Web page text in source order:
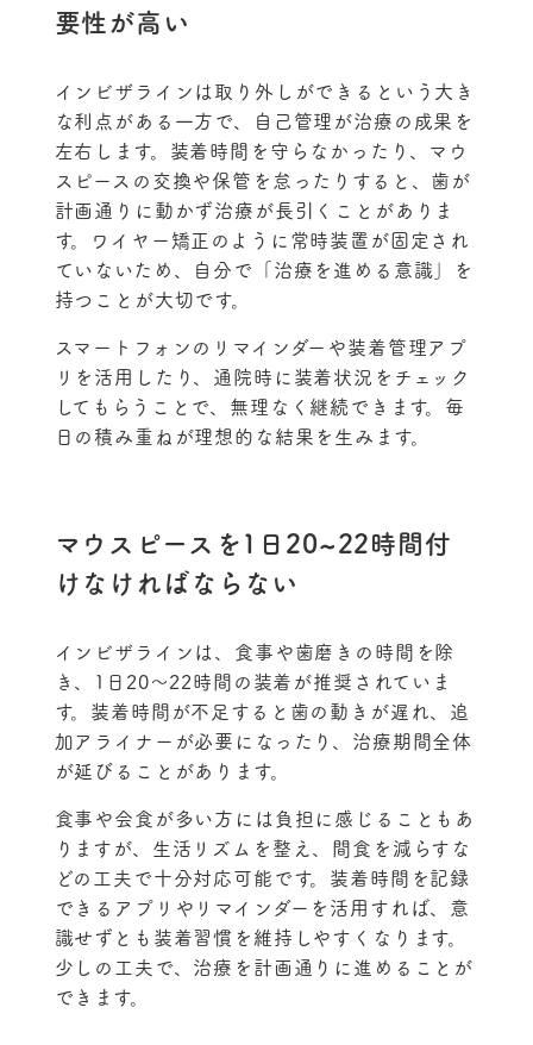
要性が高い
インビザラインは取り外しができるという大き
な利点がある一方で、自己管理が治療の成果を
左右します。装着時間を守らなかったり、マウ
スピースの交換や保管を怠ったりすると、歯が
計画通りに動かず治療が長引くことがありま
す。ワイヤー矯正のように常時装置が固定され
ていないため、自分で「治療を進める意識」を
持つことが大切です。
スマートフォンのリマインダーや装着管理アプ
リを活用したり、通院時に装着状況をチェック
してもらうことで、無理なく継続できます。毎
日の積み重ねが理想的な結果を生みます。
マウスピースを1日20~22時間付
けなければならない
インビザラインは、食事や歯磨きの時間を除
き、1日20〜22時間の装着が推奨されていま
す。装着時間が不足すると歯の動きが遅れ、追
加アライナーが必要になったり、治療期間全体
が延びることがあります。
食事や会食が多い方には負担に感じることもあ
りますが、生活リズムを整え、間食を減らすな
どの工夫で十分対応可能です。装着時間を記録
できるアプリやリマインダーを活用すれば、意
識せずとも装着習慣を維持しやすくなります。
少しの工夫で、治療を計画通りに進めることが
できます。